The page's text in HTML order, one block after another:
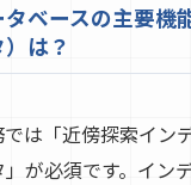
ベースの主要機
は？
は「近傍探索イン
が必須です。イン